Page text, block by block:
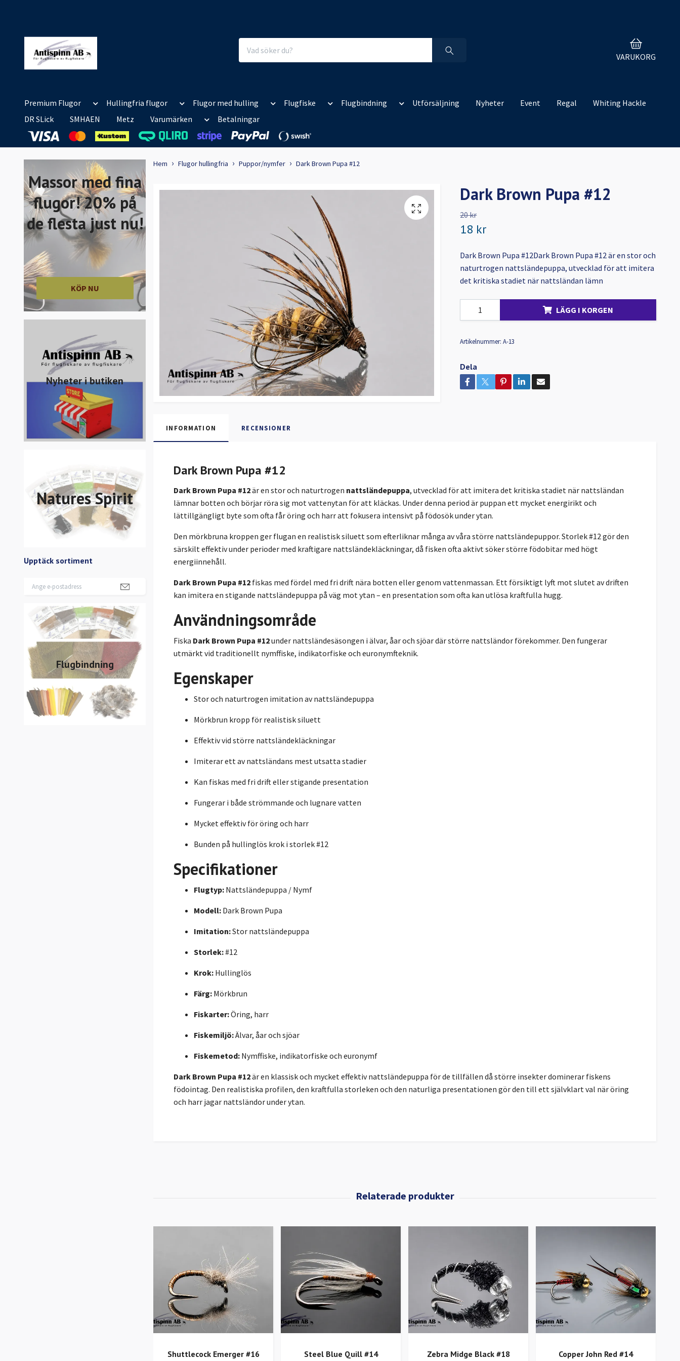
VARUKORG
Premium Flugor Hullingfria flugor Flugor med hulling Flugfiske Flugbindning Utförsäljning Nyheter Event Regal
Whiting Hackle
DR SLick
SMHAEN Metz Varumärken Betalningar
Massor med fina
flugor! 20% på
de flesta just nu!
KÖP NU
Nyheter i butiken
Natures Spirit
Upptäck sortiment
Flugbindning
Hem Flugor hullingfria Puppor/nymfer Dark Brown Pupa #12
Dark Brown Pupa #12
20 kr
18 kr
Dark Brown Pupa #12Dark Brown Pupa #12 är en stor och
naturtrogen nattsländepuppa, utvecklad för att imitera
det kritiska stadiet när nattsländan lämn
LÄGG I KORGEN
Artikelnummer: A-13
Dela
INFORMATION RECENSIONER
Dark Brown Pupa #12
Dark Brown Pupa #12är en stor och naturtrogen nattsländepuppa, utvecklad för att imitera det kritiska stadiet när nattsländan
lämnar botten och börjar röra sig mot vattenytan för att kläckas. Under denna period är puppan ett mycket energirikt och
lättillgängligt byte som ofta får öring och harr att fokusera intensivt på födosök under ytan.
Den mörkbruna kroppen ger flugan en realistisk siluett som efterliknar många av våra större nattsländepuppor. Storlek #12 gör den
särskilt effektiv under perioder med kraftigare nattsländekläckningar, då fisken ofta aktivt söker större födobitar med högt
energiinnehåll.
Dark Brown Pupa #12 fiskas med fördel med fri drift nära botten eller genom vattenmassan. Ett försiktigt lyft mot slutet av driften
kan imitera en stigande nattsländepuppa på väg mot ytan – en presentation som ofta kan utlösa kraftfulla hugg.
Användningsområde
Fiska Dark Brown Pupa #12under nattsländesäsongen i älvar, åar och sjöar där större nattsländor förekommer. Den fungerar
utmärkt vid traditionellt nymffiske, indikatorfiske och euronymfteknik.
Egenskaper
Stor och naturtrogen imitation av nattsländepuppa
Mörkbrun kropp för realistisk siluett
Effektiv vid större nattsländekläckningar
Imiterar ett av nattsländans mest utsatta stadier
Kan fiskas med fri drift eller stigande presentation
Fungerar i både strömmande och lugnare vatten
Mycket effektiv för öring och harr
Bunden på hullinglös krok i storlek #12
Specifikationer
Flugtyp: Nattsländepuppa / Nymf
Modell: Dark Brown Pupa
Imitation:Stor nattsländepuppa
Storlek:#12
Krok: Hullinglös
Färg: Mörkbrun
Fiskarter:Öring, harr
Fiskemiljö:Älvar, åar och sjöar
Fiskemetod: Nymffiske, indikatorfiske och euronymf
Dark Brown Pupa #12är en klassisk och mycket effektiv nattsländepuppa för de tillfällen då större insekter dominerar fiskens
födointag. Den realistiska profilen, den kraftfulla storleken och den naturliga presentationen gör den till ett självklart val när öring
och harr jagar nattsländor under ytan.
Shuttlecock Emerger #16 Steel Blue Quill #14 Zebra Midge Black #18 Copper John Red #14